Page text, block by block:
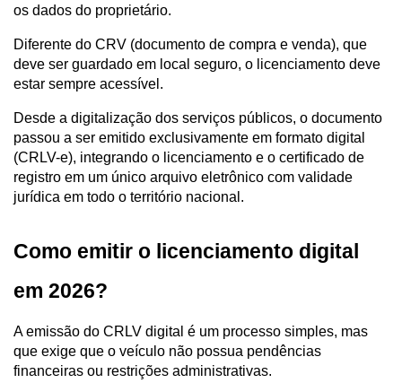
os dados do proprietário.
Diferente do CRV (documento de compra e venda), que
deve ser guardado em local seguro, o licenciamento deve
estar sempre acessível.
Desde a digitalização dos serviços públicos, o documento
passou a ser emitido exclusivamente em formato digital
(CRLV-e), integrando o licenciamento e o certificado de
registro em um único arquivo eletrônico com validade
jurídica em todo o território nacional.
Como emitir o licenciamento digital
em 2026?
A emissão do CRLV digital é um processo simples, mas
que exige que o veículo não possua pendências
financeiras ou restrições administrativas.